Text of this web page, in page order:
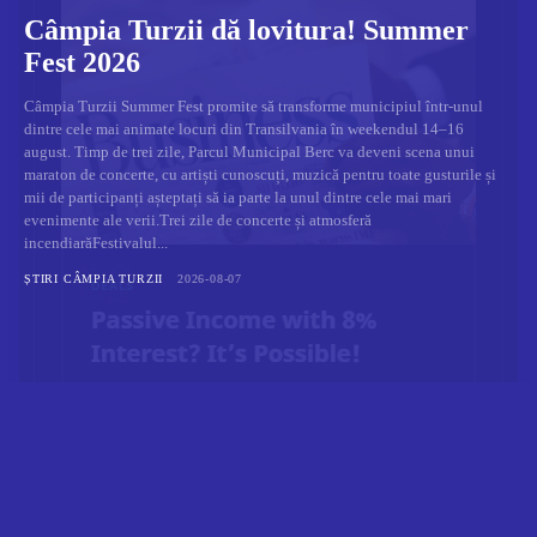
Câmpia Turzii dă lovitura! Summer
Fest 2026
Câmpia Turzii Summer Fest promite să transforme municipiul într-unul
dintre cele mai animate locuri din Transilvania în weekendul 14–16
august. Timp de trei zile, Parcul Municipal Berc va deveni scena unui
maraton de concerte, cu artiști cunoscuți, muzică pentru toate gusturile și
mii de participanți așteptați să ia parte la unul dintre cele mai mari
evenimente ale verii.Trei zile de concerte și atmosferă
incendiarăFestivalul...
ȘTIRI CÂMPIA TURZII 2026-08-07